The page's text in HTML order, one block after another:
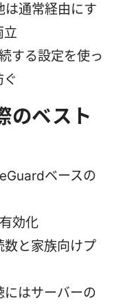
は通常経由にす
立
する設定を使っ
のベスト
ベースの
効化
数と家族向けプ
にはサーバーの